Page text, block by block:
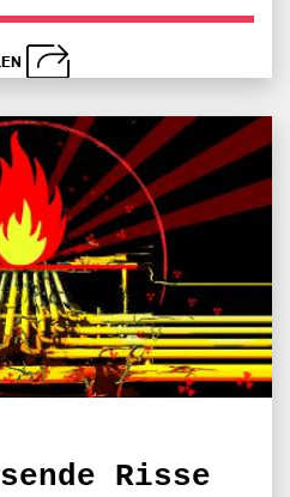
Bei
Risse